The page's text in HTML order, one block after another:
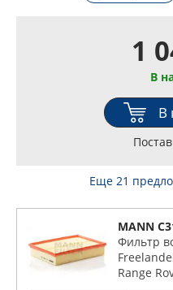
1
В
В
Еще 21
MANN
Фильтр
Range